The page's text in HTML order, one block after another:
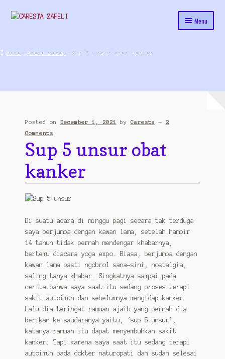
Skip
Skip
Menu
Cara order
cekresi
Contact
Contact Us
Konfirmasi pembayaran
Left Sidebar
My Account
Size Chart
Top Rated
Home Aneka resep Sup 5 unsur obat kanker
Posted on December 1, 2021 by Caresta —
2
Comments
Sup 5 unsur obat
kanker
Di suatu acara di minggu pagi secara tak terduga
saya berjumpa dengan kawan lama, setelah hampir
14 tahun tidak pernah mendengar khabarnya,
bertemu diacara yoga expo. Biasa, berjumpa dengan
kawan lama pasti ngobrol sana-sini, nostalgia,
saling tanya khabar. Singkatnya sampai pada
cerita bahwa saya saat itu sedang proses terapi
sakit autoimun dan sebelumnya mengidap kanker.
Lalu dia teringat ramuan ajaib yang pernah dia
berikan ke saudaranya yaitu, ‘sup 5 unsur’,
katanya ramuan itu dapat menyembuhkan sakit
kanker. Tapi karena saya saat itu sedang terapi
autoimun pada dokter naturopati dan sudah selesai